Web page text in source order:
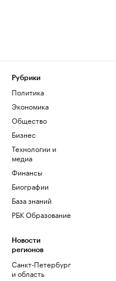
Рубрики
Политика
Экономика
Общество
Бизнес
Технологии и
медиа
Финансы
Биографии
База знаний
РБК Образование
Новости
регионов
Санкт-Петербург
и область